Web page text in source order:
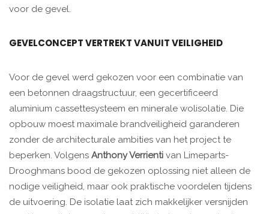
voor de gevel.
GEVELCONCEPT VERTREKT VANUIT VEILIGHEID
Voor de gevel werd gekozen voor een combinatie van
een betonnen draagstructuur, een gecertificeerd
aluminium cassettesysteem en minerale wolisolatie. Die
opbouw moest maximale brandveiligheid garanderen
zonder de architecturale ambities van het project te
beperken. Volgens Anthony Verrienti van Limeparts-
Drooghmans bood de gekozen oplossing niet alleen de
nodige veiligheid, maar ook praktische voordelen tijdens
de uitvoering. De isolatie laat zich makkelijker versnijden